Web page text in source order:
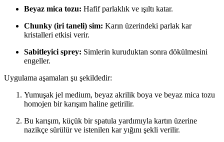
Beyaz mica tozu: Hafif parlaklık ve ışıltı katar.
Chunky (iri taneli) sim: Karın üzerindeki parlak kar
kristalleri etkisi verir.
Sabitleyici sprey: Simlerin kuruduktan sonra dökülmesini
engeller.
Uygulama aşamaları şu şekildedir:
Yumuşak jel medium, beyaz akrilik boya ve beyaz mica tozu
homojen bir karışım haline getirilir.
Bu karışım, küçük bir spatula yardımıyla kartın üzerine
nazikçe sürülür ve istenilen kar yığını şekli verilir.